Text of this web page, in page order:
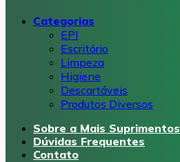
Categorias
EPI
Escritório
Limpeza
Higiene
Descartáveis
Produtos Diversos
Sobre a Mais Suprimentos
Dúvidas Frequentes
Contato